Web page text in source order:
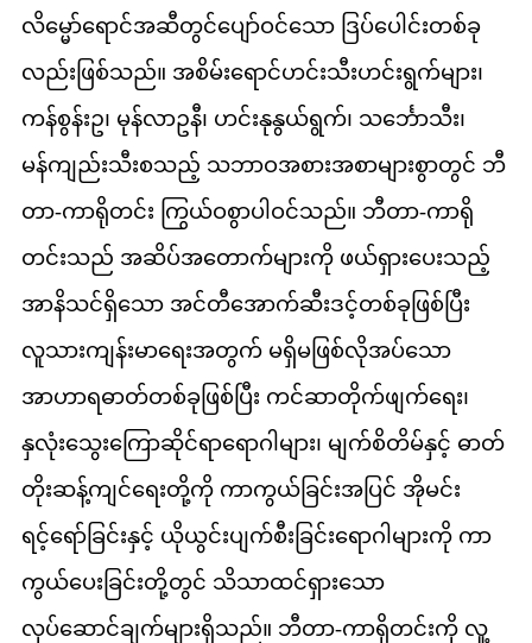
လိမ္မော်ရောင်အဆီတွင်ပျော်ဝင်သော ဒြပ်ပေါင်းတစ်ခု
လည်းဖြစ်သည်။ အစိမ်းရောင်ဟင်းသီးဟင်းရွက်များ၊
ကန်စွန်းဥ၊ မုန်လာဥနီ၊ ဟင်းနုနွယ်ရွက်၊ သင်္ဘောသီး၊
မန်ကျည်းသီးစသည့် သဘာဝအစားအစာများစွာတွင် ဘီ
တာ-ကာရိုတင်း ကြွယ်ဝစွာပါဝင်သည်။ ဘီတာ-ကာရို
တင်းသည် အဆိပ်အတောက်များကို ဖယ်ရှားပေးသည့်
အာနိသင်ရှိသော အင်တီအောက်ဆီးဒင့်တစ်ခုဖြစ်ပြီး
လူသားကျန်းမာရေးအတွက် မရှိမဖြစ်လိုအပ်သော
အာဟာရဓာတ်တစ်ခုဖြစ်ပြီး ကင်ဆာတိုက်ဖျက်ရေး၊
နှလုံးသွေးကြောဆိုင်ရာရောဂါများ၊ မျက်စိတိမ်နှင့် ဓာတ်
တိုးဆန့်ကျင်ရေးတို့ကို ကာကွယ်ခြင်းအပြင် အိုမင်း
ရင့်ရော်ခြင်းနှင့် ယိုယွင်းပျက်စီးခြင်းရောဂါများကို ကာ
ကွယ်ပေးခြင်းတို့တွင် သိသာထင်ရှားသော
လုပ်ဆောင်ချက်များရှိသည်။ ဘီတာ-ကာရိုတင်းကို လူ့